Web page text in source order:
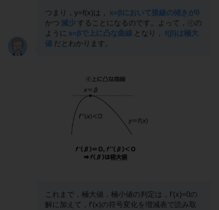
つまり，y=f(x)は，
x=βにおいて接線の傾きが0
かつ 減少 することになるのです。よって，㋑の
ように x=βで上に凸な曲線 となり， f(β)は極大
値 だとわかります。
これまで，極大値，極小値の判定は，f'(x)=0の
解に加えて，f'(x)の符号変化を増減表で読み取